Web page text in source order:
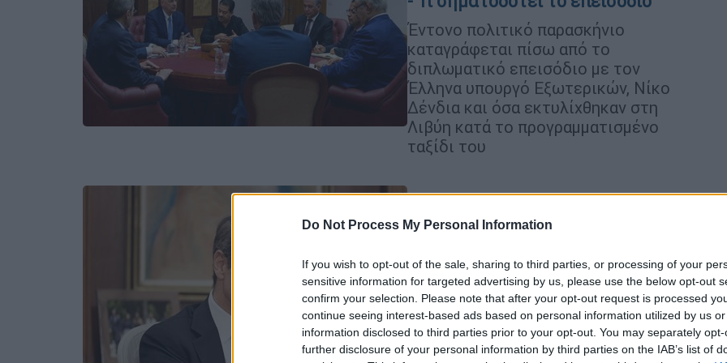
Do Not Process My Personal Information
If you wish to opt-out of the sale, sharing to third parties, or processing of your
sensitive information for targeted advertising by us, please use the below opt-out
confirm your selection. Please note that after your opt-out request is processed
continue seeing interest-based ads based on personal information utilized by us
information disclosed to third parties prior to your opt-out. You may separately
further disclosure of your personal information by third parties on the IAB’s list of
Έντονο πολιτικό παρασκήνιο
καταγράφεται πίσω από το
διπλωματικό επεισόδιο με τον
Έλληνα υπουργό Εξωτερικών, Νίκο
Δένδια και όσα εκτυλίχθηκαν στη
Λιβύη κατά το προγραμματισμένο
ταξίδι του
Σε εκδήλωση για τη λήξη της
αντιπυρικής περιόδου ο Κυριάκος
Μητσοτάκης την Παρασκευή
Το πρόγραμμα του πρωθυπουργού